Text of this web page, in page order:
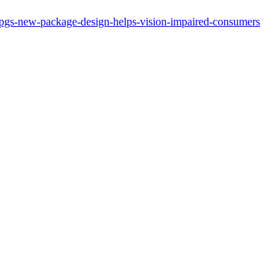
new-package-design-helps-vision-impaired-consumers